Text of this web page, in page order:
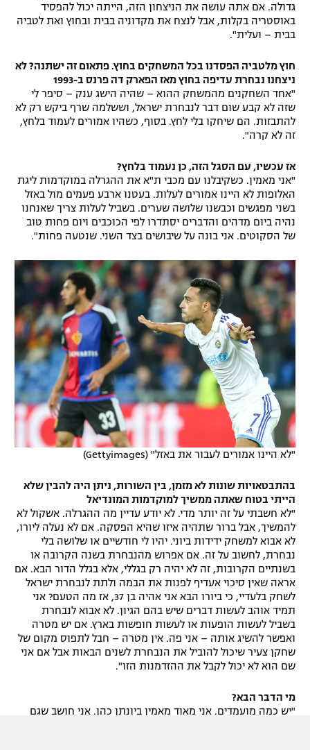
גדולה. אם אתה עושה את הניצחון הזה, הייתה יכול להפסיד
באוסטריה בקלות, אבל לנצח את מקדוניה בבית ובחוץ ואת לטביה
בבית – ועלית".
חוץ מלטביה הפסדנו בכל המשחקים בחוץ. פתאום זה ישתנה? לא
ניצחנו נבחרת עדיפה בחוץ מאז הפארק דה פרנס ב-1993
"אחד השחקנים מהמשחק ההוא – שהיה הישג ענק – סיפר לי
שזה לא קבע שום דבר לנבחרת ישראל, וששלמה שרף ביקש רק לא
להתבזות. הם שיחקו בלי לחץ. בסוף, כשהיו אמורים לעמוד בלחץ,
זה לא קרה".
אז עכשיו, עם הסגל הזה, כן נעמוד בלחץ?
"אני מאמין. כשקיבלנו עם מכבי ת"א את ההגרלה במוקדמות ליגת
האלופות לא היינו אמורים לעלות. בעטנו ארבע פעמים מול באזל
בשני מפגשים וכבשנו שלושה שערים. בשביל לעלות צריך שאנחנו
נהיה ביום מדהים והדברים יסתדרו לפי הכוכבים ויום פחות טוב
של הסקוטים. אני בונה על שיבושים בצד השני. שנטעה פחות".
"לא היינו אמורים לעבור את באזל" (Gettyimages)
בהתבטאויות שונות לא מזמן, בין השורות, ניתן היה להבין שלא
הייתי בטוח שאתה ממשיך למוקדמות המונדיאל
"לא חשבתי על זה יותר מדי. לא יודע עדיין מה ההגרלה. אשקול לא
להמשיך, אבל ברור שתהיה איזו שהיא הפסקה. אם לא נעלה ליורו,
לא אבוא למשחק ידידות ביוני. יהיו לי חודשיים או שלושה בלי
נבחרת, לחשוב על זה. אם אפרוש מהנבחרת בשנה הקרובה או
בשנתיים הקרובות, זה לא יהיה רק בגללי, אלא בגלל הדור הבא. אם
אראה שאין סיכוי אעדיף לפנות את הבמה ולתת לנבחרת ישראל
לשחק בלעדיי, כי ביורו הבא אני אהיה בן 37, אז מה הטעם? אני
תמיד אוהב לעשות דברים שיש בהם הגיון. לא אבוא לנבחרת
בשביל לעשות הופעות או לעשות חופשות בארץ. אם יש מטרה
ואפשר להשיג אותה – אני פה. אין מטרה – חבל לתפוס מקום של
שחקן צעיר שיכול להוביל את הנבחרת לשנים הבאות אבל אם אני
שם הוא לא יכול לקבל את ההזדמנות הזו".
מי הדבר הבא?
"יש כמה מועמדים. אני מאוד מאמין ביונתן כהן. אני חושב שגם